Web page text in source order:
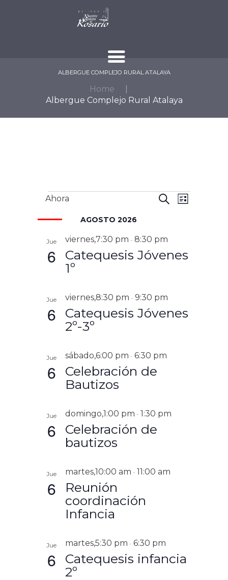
ALBERGUE COMPLEJO RURAL ATALAYA
Home
Albergue Complejo Rural Atalaya
EVENTOS
N
E
G
A
Ó
N
B
Ú
U
E
V
S
D
B
A
R
N
A
I
S
L
Ahora
e
AGOSTO 2026
Jue
6
Catequesis Jóvenes
1º
viernes,7:30 pm - 8:30 pm
Jue
6
Catequesis Jóvenes
2º-3º
viernes,8:30 pm - 9:30 pm
Jue
6
Celebración de
Bautizos
sábado,6:00 pm - 6:30 pm
Jue
6
Celebración de
bautizos
domingo,1:00 pm - 1:30 pm
Jue
6
Reunión
coordinación
Infancia
martes,10:00 am - 11:00 am
Jue
6
Catequesis infancia
2º
martes,5:30 pm - 6:30 pm